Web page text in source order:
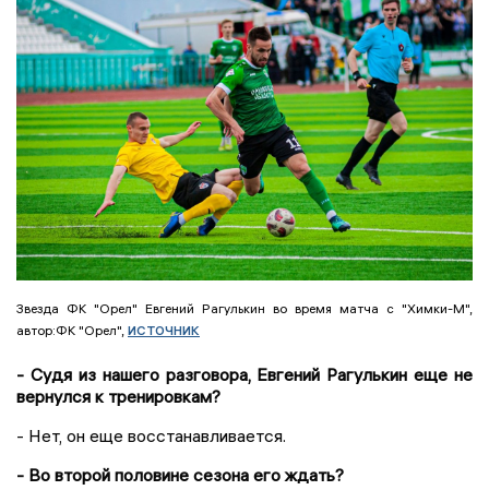
Звезда ФК "Орел" Евгений Рагулькин во время матча с "Химки-М",
автор:ФК "Орел", источник
- Судя из нашего разговора, Евгений Рагулькин еще не
вернулся к тренировкам?
- Нет, он еще восстанавливается.
- Во второй половине сезона его ждать?